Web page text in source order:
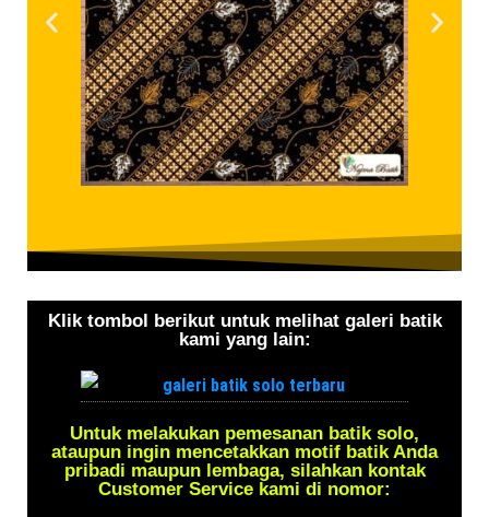
Klik tombol berikut untuk melihat galeri batik
kami yang lain:
Untuk melakukan pemesanan batik solo,
ataupun ingin mencetakkan motif batik Anda
pribadi maupun lembaga, silahkan kontak
Customer Service kami di nomor: